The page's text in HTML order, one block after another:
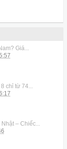
Giá...
chỉ từ 74...
– Chiếc...